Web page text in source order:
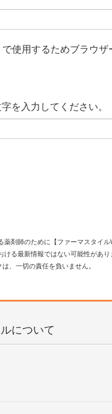
使用するためブラウ
を入力してください。
薬剤師のために【ファーマスタイ
ける最新情報ではない可能性があ
、一切の責任を負いません。
について